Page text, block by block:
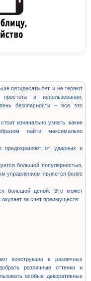
пятидесяти лет, и не теряют
простота в использовании,
безопасности – все это
изначально узнать, какие
найти максимально
предохраняют от ударных и
большой популярностью,
управлением является более
большой ценой. Это может
за счет преимуществ:
конструкции в различных
различные оттенки и
особые декоративные